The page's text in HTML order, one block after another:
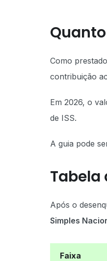
Como
contribuição
Em 2026, o
de ISS.
A guia pode
Tabela
Após o
Simples
Faixa